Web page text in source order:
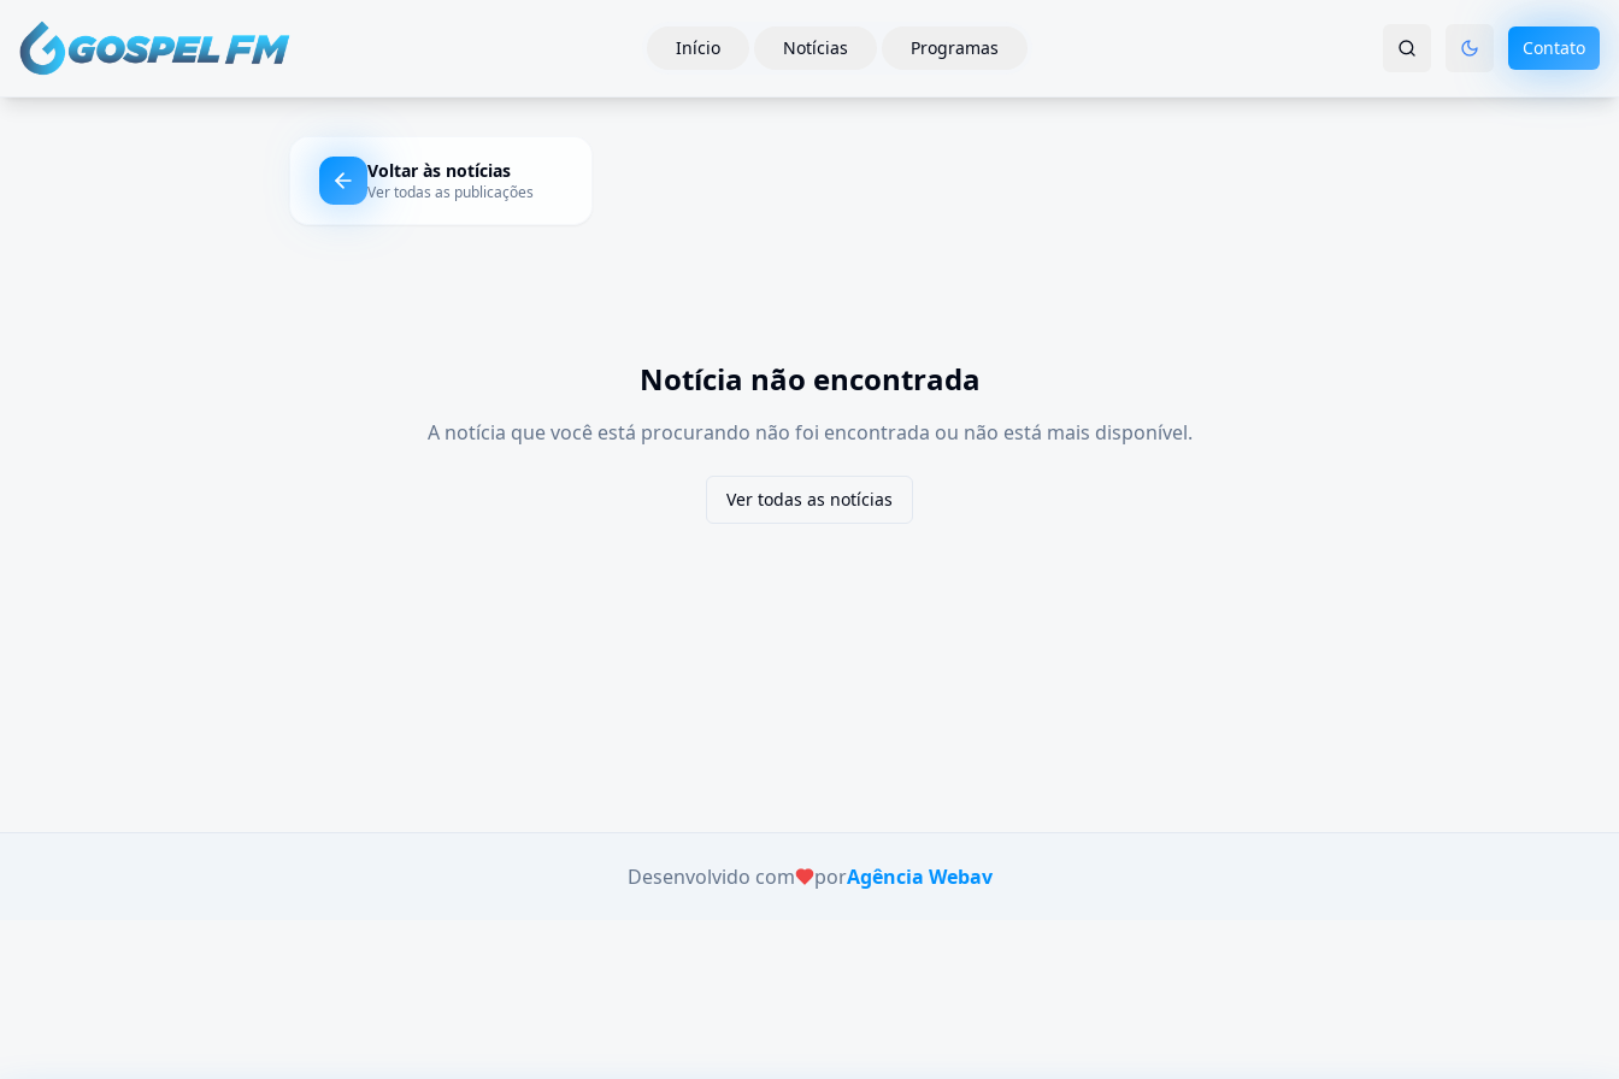
Início Notícias Programas Contato
Voltar às notícias
Ver todas as publicações
Notícia não encontrada
A notícia que você está procurando não foi encontrada ou não está mais disponível.
Ver todas as notícias
Desenvolvido com porAgência Webav